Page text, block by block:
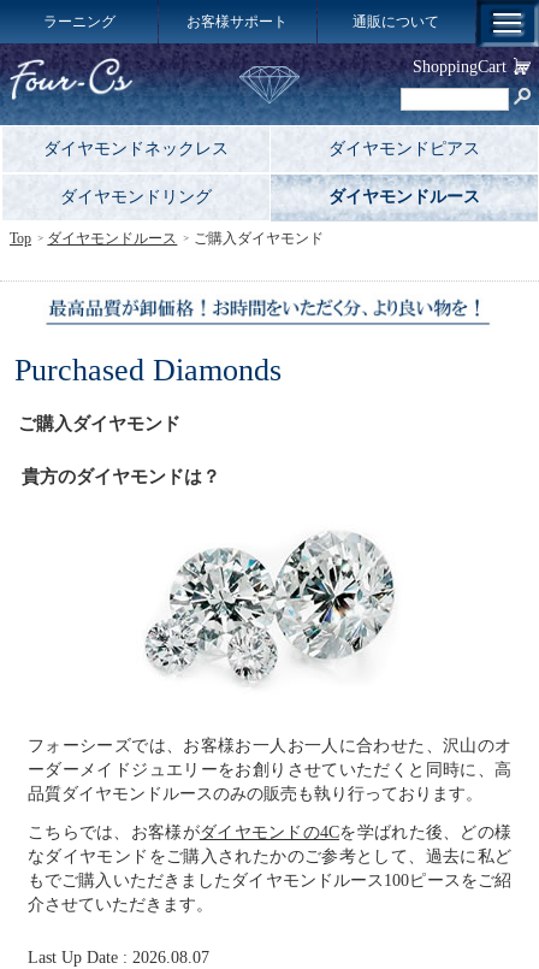
ラーニング お客様サポート 通販について
ダイヤモンドネックレス ダイヤモンドピアス
ダイヤモンドリング ダイヤモンドルース
Purchased Diamonds
ご購入ダイヤモンド
貴方のダイヤモンドは？
フォーシーズでは、お客様お一人お一人に合わせた、沢山のオ
ーダーメイドジュエリーをお創りさせていただくと同時に、高
品質ダイヤモンドルースのみの販売も執り行っております。
こちらでは、お客様がダイヤモンドの4Cを学ばれた後、どの様
なダイヤモンドをご購入されたかのご参考として、過去に私ど
もでご購入いただきましたダイヤモンドルース100ピースをご紹
介させていただきます。
Last Up Date : 2026.08.07
Top ダイヤモンドルース ご購入ダイヤモンド
ShoppingCart